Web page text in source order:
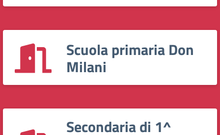
Scuola primaria Don
Milani
Secondaria di 1^